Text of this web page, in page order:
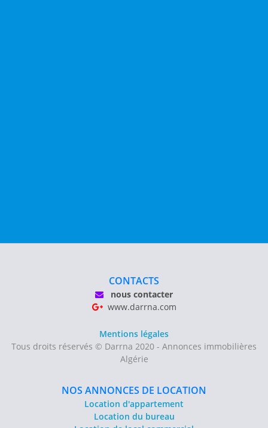
CONTACTS
nous contacter
www.darrna.com
Mentions légales
Tous droits réservés © Darrna 2020 - Annonces immobilières
Algérie
NOS ANNONCES DE LOCATION
Location d'appartement
Location du bureau